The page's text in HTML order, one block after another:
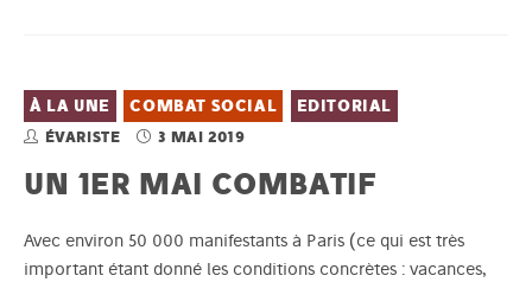
À LA UNE COMBAT SOCIAL EDITORIAL
ÉVARISTE 3 MAI 2019
UN 1ER MAI COMBATIF
Avec environ 50 000 manifestants à Paris (ce qui est très
important étant donné les conditions concrètes : vacances,